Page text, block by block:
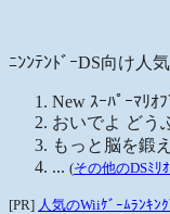
ﾆﾝﾝﾃﾝﾄﾞｰDS向け人
New ｽｰﾊﾟｰﾏﾘｵﾌ
おいでよ どう
もっと脳を鍛
... (その他のDSﾐﾘ
[PR] 人気のWiiｹﾞｰﾑﾗﾝｷﾝｸ